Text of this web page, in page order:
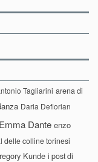
Tagliarini arena di
Daria Deflorian
Emma Dante enzo
delle colline torinesi
Kunde i post di